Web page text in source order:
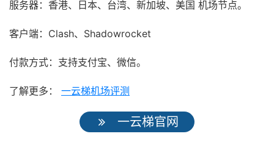
服务器：香港、日本、台湾、新加坡、美国 机场节点。
客户端：Clash、Shadowrocket
付款方式：支持支付宝、微信。
了解更多： 一云梯机场评测
一云梯官网